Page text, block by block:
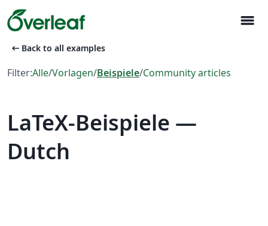
menu
arrow_left_alt Back to all examples
Filter:Alle/Vorlagen/Beispiele/Community articles
LaTeX-Beispiele —
Dutch